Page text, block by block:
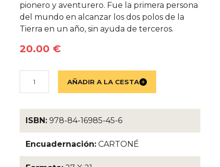
pionero y aventurero. Fue la primera persona
del mundo en alcanzar los dos polos de la
Tierra en un año, sin ayuda de terceros.
20.00 €
ISBN: 978-84-16985-45-6
Encuadernación: CARTONÉ